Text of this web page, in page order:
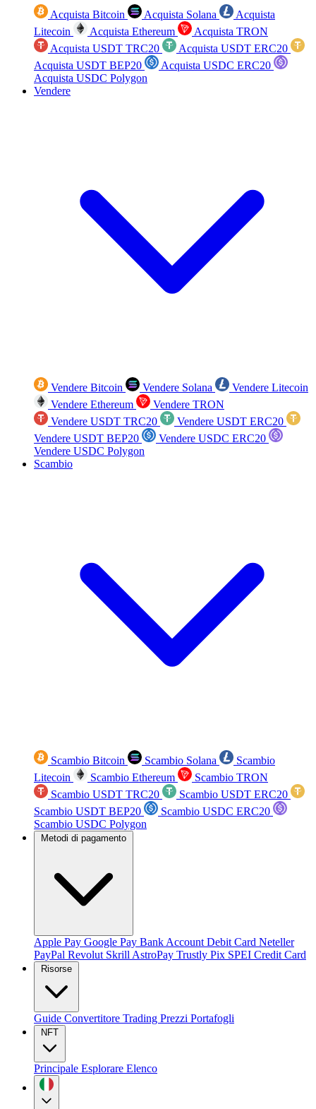
Acquista Bitcoin Acquista Solana
Acquista
Litecoin
Acquista Ethereum
Acquista TRON
Acquista USDT TRC20
Acquista USDT ERC20
Acquista USDT BEP20
Acquista USDC ERC20
Acquista USDC Polygon
Vendere
Vendere Bitcoin Vendere Solana
Vendere Litecoin
Vendere Ethereum
Vendere TRON
Vendere USDT TRC20
Vendere USDT ERC20
Vendere USDT BEP20
Vendere USDC ERC20
Vendere USDC Polygon
Scambio
Scambio Bitcoin Scambio Solana
Scambio
Litecoin
Scambio Ethereum
Scambio TRON
Scambio USDT TRC20
Scambio USDT ERC20
Scambio USDT BEP20
Scambio USDC ERC20
Scambio USDC Polygon
Metodi di pagamento
Apple Pay Google Pay Bank Account Debit Card Neteller
PayPal Revolut Skrill AstroPay Trustly Pix SPEI Credit Card
Risorse
Guide Convertitore Trading Prezzi Portafogli
NFT
Principale Esplorare Elenco